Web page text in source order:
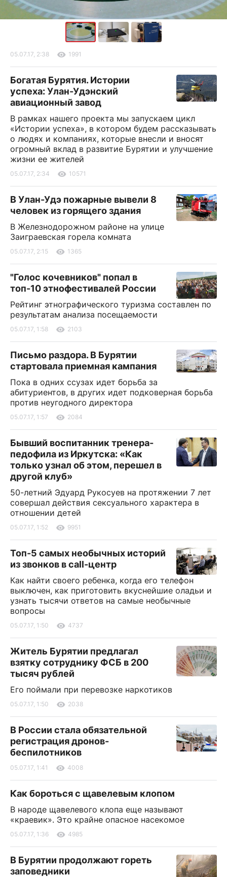
05.07.17, 2:38 1991
Богатая Бурятия. Истории
успеха: Улан-Удэнский
авиационный завод
В рамках нашего проекта мы запускаем цикл
«Истории успеха», в котором будем рассказывать
о людях и компаниях, которые внесли и вносят
огромный вклад в развитие Бурятии и улучшение
жизни ее жителей
05.07.17, 2:34 10571
В Улан-Удэ пожарные вывели 8
человек из горящего здания
В Железнодорожном районе на улице
Заиграевская горела комната
05.07.17, 2:15 1365
"Голос кочевников" попал в
топ-10 этнофестивалей России
Рейтинг этнографического туризма составлен по
результатам анализа посещаемости
05.07.17, 1:58 2103
Письмо раздора. В Бурятии
стартовала приемная кампания
Пока в одних ссузах идет борьба за
абитуриентов, в других идет подковерная борьба
против неугодного директора
05.07.17, 1:57 2084
Бывший воспитанник тренера-
педофила из Иркутска: «Как
только узнал об этом, перешел в
другой клуб»
50-летний Эдуард Рукосуев на протяжении 7 лет
совершал действия сексуального характера в
отношении детей
05.07.17, 1:52 9951
Топ-5 самых необычных историй
из звонков в call-центр
Как найти своего ребенка, когда его телефон
выключен, как приготовить вкуснейшие оладьи и
узнать тысячи ответов на самые необычные
вопросы
05.07.17, 1:50 4737
Житель Бурятии предлагал
взятку сотруднику ФСБ в 200
тысяч рублей
Его поймали при перевозке наркотиков
05.07.17, 1:50 2038
В России стала обязательной
регистрация дронов-
беспилотников
05.07.17, 1:41 4008
Как бороться с щавелевым клопом
В народе щавелевого клопа еще называют
«краевик». Это крайне опасное насекомое
05.07.17, 1:36 4985
В Бурятии продолжают гореть
заповедники